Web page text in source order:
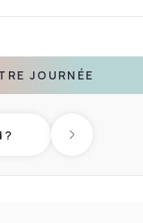
JOURNÉE
? Next day